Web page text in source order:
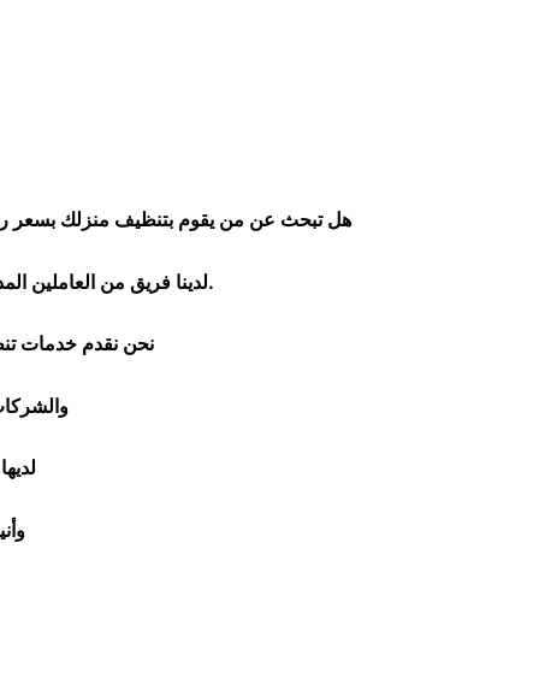
هل تبحث عن من يقوم بتنظيف منزلك بسعر
لدينا فريق من العاملين المدربين تدريبا جيدا قادرون على تنظيف الفلل والشقق و المبانى مع الالتزام بمعايير السلامة والنظافة.
نحن نقدم خدمات